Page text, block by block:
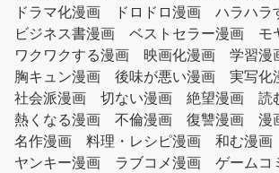
ドラマ化漫画
ドロドロ漫画
ハラハラ
ビジネス書漫画
ベストセラー漫画
モ
ワクワクする漫画
映画化漫画
学習漫
胸キュン漫画
後味が悪い漫画
実写化
社会派漫画
切ない漫画 絶望漫画
読
熱くなる漫画
不倫漫画 復讐漫画
漫
名作漫画
料理・レシピ漫画 和む漫画
ヤンキー漫画
ラブコメ漫画
ゲームコ